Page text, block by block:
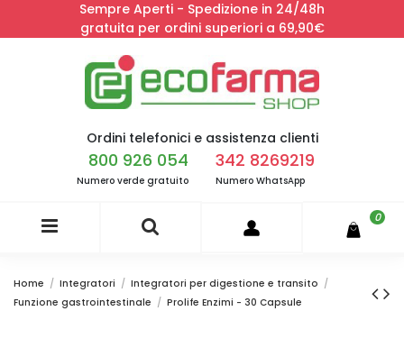
Sempre Aperti - Spedizione in 24/48h
gratuita per ordini superiori a 69,90€
Ordini telefonici e assistenza clienti
800 926 054
Numero verde gratuito
342 8269219
Numero WhatsApp
0
Home Integratori
Integratori per digestione e transito
Funzione gastrointestinale
Prolife Enzimi - 30 Capsule